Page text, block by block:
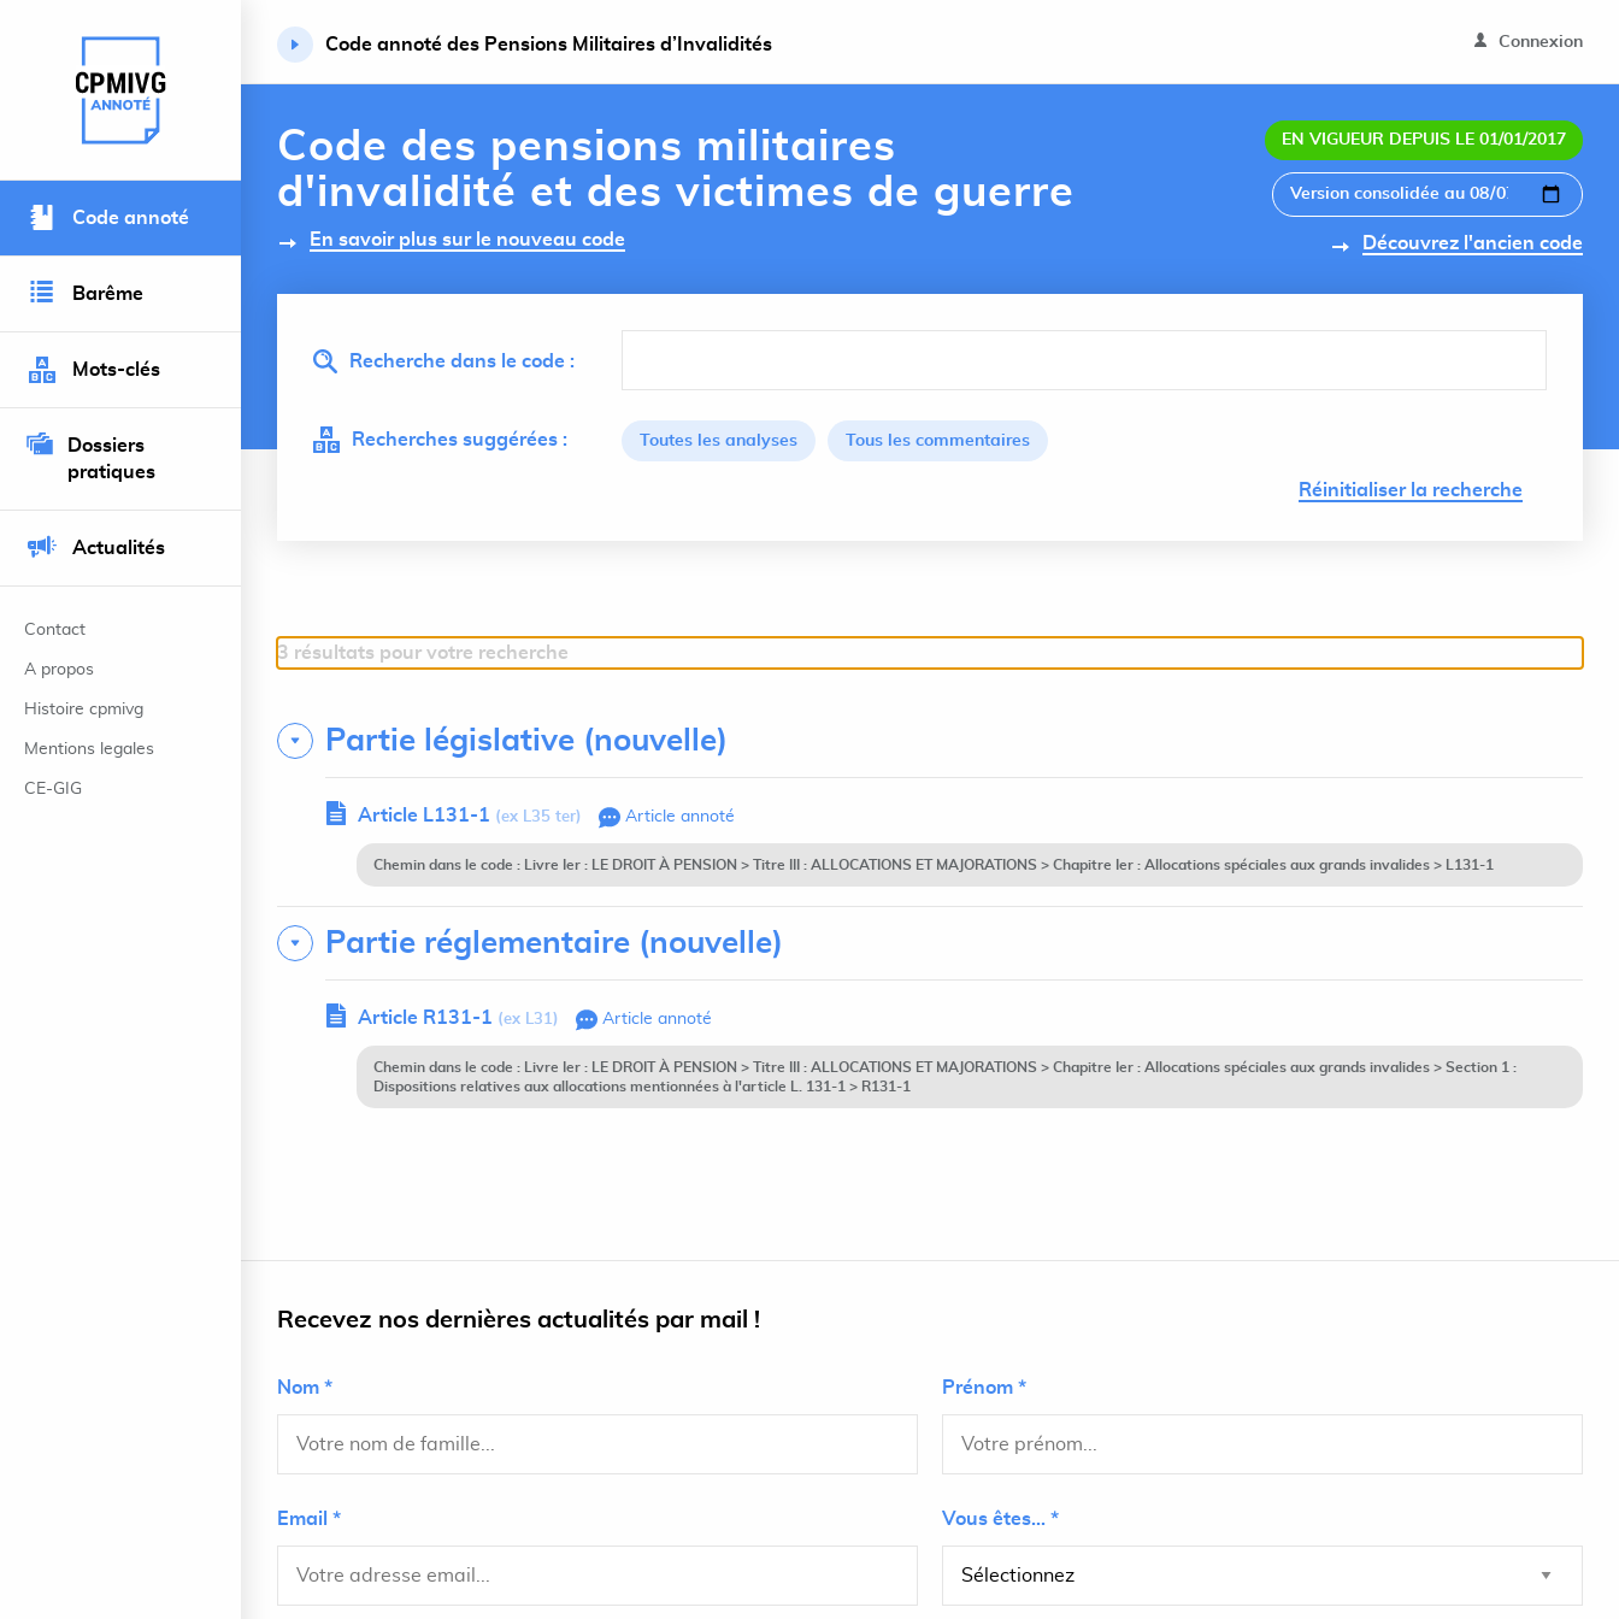
Retour à l’accueil du site
Code annoté
Barême
Mots-clés
Dossiers
pratiques
Actualités
Contact
A propos
Histoire cpmivg
Mentions legales
CE-GIG
Code annoté des Pensions Militaires d’Invalidités Connexion
Code des pensions militaires
d'invalidité et des victimes de guerre
En savoir plus sur le nouveau code
EN VIGUEUR DEPUIS LE 01/01/2017
Découvrez l'ancien code
Recherche dans le code :
Recherches suggérées : Toutes les analyses Tous les commentaires
Réinitialiser la recherche
3 résultats pour votre recherche
Partie législative (nouvelle)
Article L131-1 (ex L35 ter) Article annoté
Chemin dans le code : Livre Ier : LE DROIT À PENSION > Titre III : ALLOCATIONS ET MAJORATIONS > Chapitre Ier : Allocations spéciales aux grands invalides > L131-1
Partie réglementaire (nouvelle)
Article R131-1 (ex L31) Article annoté
Chemin dans le code : Livre Ier : LE DROIT À PENSION > Titre III : ALLOCATIONS ET MAJORATIONS > Chapitre Ier : Allocations spéciales aux grands invalides > Section 1 :
Dispositions relatives aux allocations mentionnées à l'article L. 131-1 > R131-1
Recevez nos dernières actualités par mail !
Nom * Prénom *
Email * Vous êtes... *